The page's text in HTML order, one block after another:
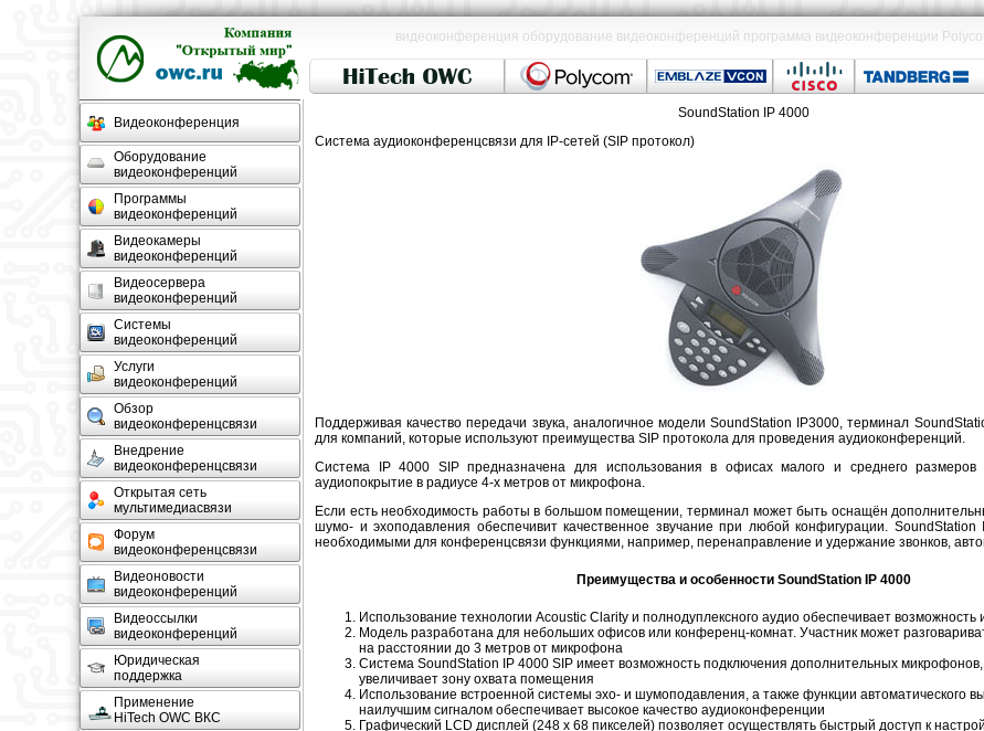
видеоконференция оборудование видеоконференций программа видеоконференции
Видеоконференция
Оборудование
видеоконференций
Программы
видеоконференций
Видеокамеры
видеоконференций
Видеосервера
видеоконференций
Системы
видеоконференций
Услуги
видеоконференций
Обзор
видеоконференцсвязи
Внедрение
видеоконференцсвязи
Открытая сеть
мультимедиасвязи
Форум
видеоконференцсвязи
Видеоновости
видеоконференций
Видеоссылки
видеоконференций
Юридическая
поддержка
Применение
HiTech OWC ВКС
SoundStation IP 4000
Cистема аудиоконференцсвязи для IP-сетей (SIP протокол)
Поддерживая качество передачи звука, аналогичное модели SoundStation IP3000, терминал
для компаний, которые используют преимущества SIP протокола для проведения аудиоконференций.
Система IP 4000 SIP предназначена для использования в офисах малого и среднего размеров
аудиопокрытие в радиусе 4-х метров от микрофона.
Если есть необходимость работы в большом помещении, терминал может быть оснащён
шумо- и эхоподавления обеспечивит качественное звучание при любой конфигурации.
необходимыми для конференцсвязи функциями, например, перенаправление и удержание звонков,
Преимущества и особенности SoundStation IP 4000
Использование технологии Acoustic Clarity и полнодуплексного аудио обеспечивает возможность
Модель разработана для небольших офисов или конференц-комнат. Участник может
на расстоянии до 3 метров от микрофона
Система SoundStation IP 4000 SIP имеет возможность подключения дополнительных микрофонов,
увеличивает зону охвата помещения
Использование встроенной системы эхо- и шумоподавления, а также функции автоматического
наилучшим сигналом обеспечивает высокое качество аудиоконференции
Графический LCD дисплей (248 x 68 пикселей) позволяет осуществлять быстрый доступ к